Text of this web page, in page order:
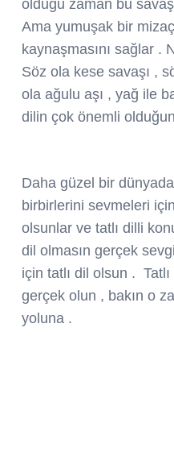
olduğu zaman bu
Ama yumuşak bir
kaynaşmasını sağlar .
Söz ola kese savaşı ,
ola ağulu aşı , yağ ile
dilin çok önemli
Daha güzel bir
birbirlerini sevmeleri
olsunlar ve tatlı dilli
dil olmasın gerçek
için tatlı dil olsun .
gerçek olun , bakın o
yoluna .